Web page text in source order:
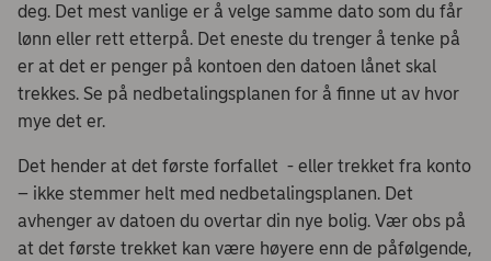
deg. Det mest vanlige er å velge samme dato som du får
lønn eller rett etterpå. Det eneste du trenger å tenke på
er at det er penger på kontoen den datoen lånet skal
trekkes. Se på nedbetalingsplanen for å finne ut av hvor
mye det er.
Det hender at det første forfallet - eller trekket fra konto
– ikke stemmer helt med nedbetalingsplanen. Det
avhenger av datoen du overtar din nye bolig. Vær obs på
at det første trekket kan være høyere enn de påfølgende,